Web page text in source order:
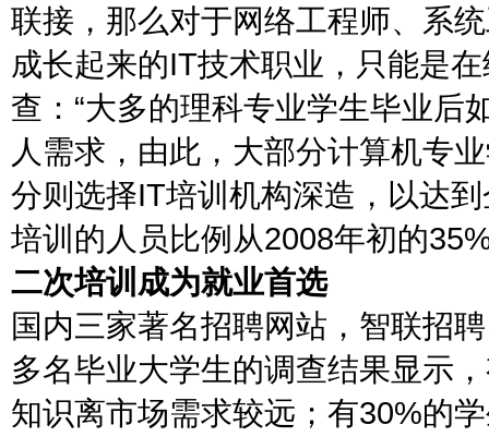
联接，那么对于网络工程师、系
成长起来的IT技术职业，只能是
查：“大多的理科专业学生毕业后
人需求，由此，大部分计算机专
分则选择IT培训机构深造，以达
培训的人员比例从2008年初的
二次培训成为就业首选
国内三家著名招聘网站，智联招
多名毕业大学生的调查结果显示
知识离市场需求较远；有30%的